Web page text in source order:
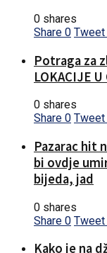
0 shares
Share 0 Tweet
Potraga za
LOKACIJE
0 shares
Share 0 Tweet
Pazarac hit
bi ovdje
bijeda, jad
0 shares
Share 0 Tweet
Kako je na